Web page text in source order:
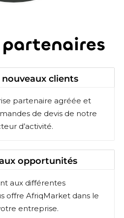
partenaires
clients
partenaire agréée et
de devis de notre
d’activité.
opportunités
aux différentes
offre AfriqMarket dans le
entreprise.